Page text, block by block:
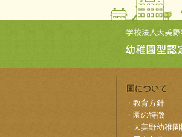
・ 教育方針
・ 園の特徴
・ 大美野幼稚園